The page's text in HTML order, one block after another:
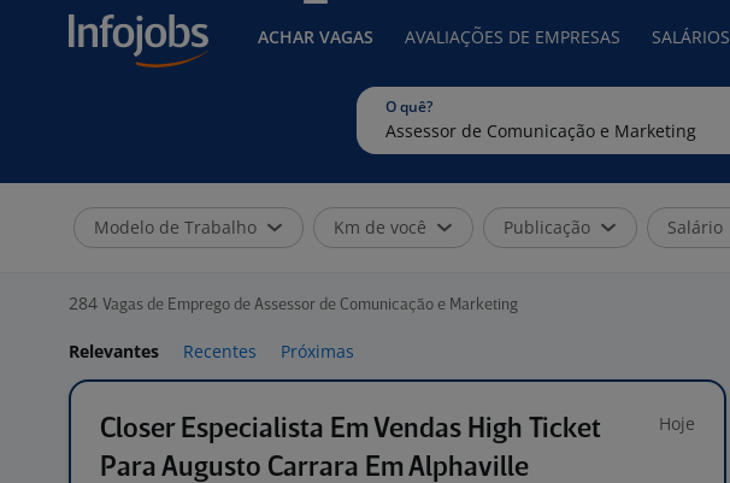
ACHAR VAGAS AVALIAÇÕES DE EMPRESAS SALÁRIOS
O quê?
Modelo de Trabalho Km de você Publicação Salário
284 Vagas de Emprego de Assessor de Comunicação e Marketing
Relevantes Recentes Próximas
Closer Especialista Em Vendas High Ticket
Para Augusto Carrara Em Alphaville
Hoje